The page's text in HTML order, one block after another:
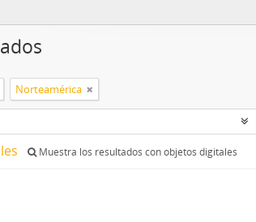
Norteamérica
Muestra los resultados con objetos digitales